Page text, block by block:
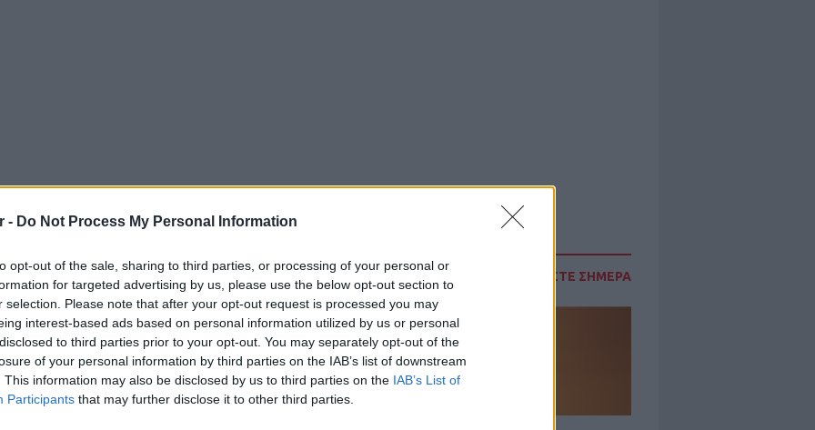
- Do Not Process My Personal Information
opt-out of the sale, sharing to third parties, or processing of your personal or
for targeted advertising by us, please use the below opt-out section to
selection. Please note that after your opt-out request is processed you may
interest-based ads based on personal information utilized by us or personal
to third parties prior to your opt-out. You may separately opt-out of the
of your personal information by third parties on the IAB’s list of downstream
This information may also be disclosed by us to third parties on the IAB’s List of
Participants that may further disclose it to other third parties.
ΔΙΑΒΑΣΤΕ ΣΗΜΕΡΑ
μου», έγραψε η Φλάβιν στην ανάρτησή
της για την οικογένεια που έχτισαν μαζί.
την πιο όμορφη οικογένεια», πρόσθεσε, σε
και εκτίμηση.
και οικογένεια